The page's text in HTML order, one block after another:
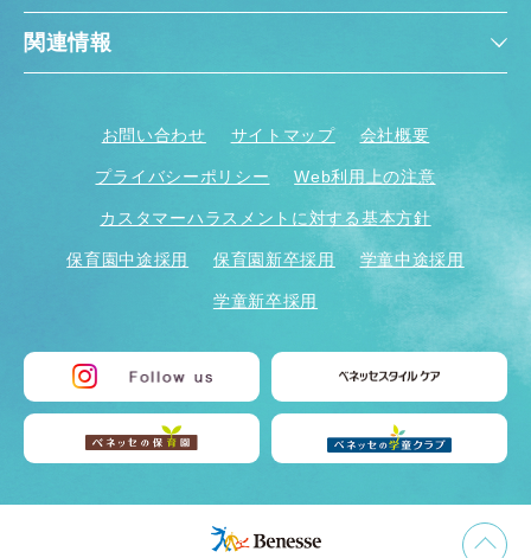
関連情報
お問い合わせ サイトマップ 会社概要
プライバシーポリシー Web利用上の注意
カスタマーハラスメントに対する基本方針
保育園中途採用 保育園新卒採用 学童中途採用
学童新卒採用